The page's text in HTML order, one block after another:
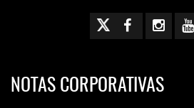
NOTAS CORPORATIVAS